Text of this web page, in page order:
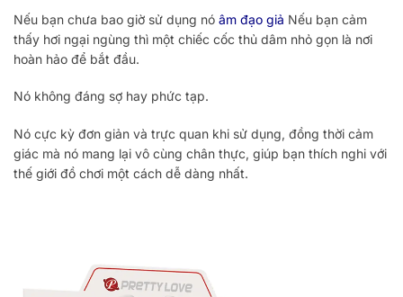
Nếu bạn chưa bao giờ sử dụng nó âm đạo giả Nếu bạn cảm
thấy hơi ngại ngùng thì một chiếc cốc thủ dâm nhỏ gọn là nơi
hoàn hảo để bắt đầu.
Nó không đáng sợ hay phức tạp.
Nó cực kỳ đơn giản và trực quan khi sử dụng, đồng thời cảm
giác mà nó mang lại vô cùng chân thực, giúp bạn thích nghi với
thế giới đồ chơi một cách dễ dàng nhất.